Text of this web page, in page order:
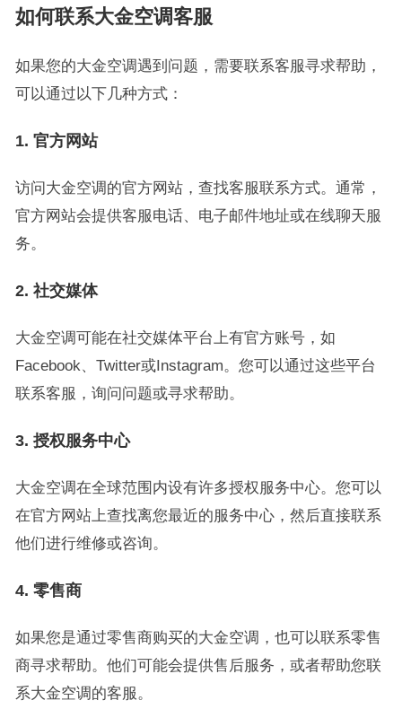
如何联系大金空调客服
如果您的大金空调遇到问题，需要联系客服寻求帮助，
可以通过以下几种方式：
1. 官方网站
访问大金空调的官方网站，查找客服联系方式。通常，
官方网站会提供客服电话、电子邮件地址或在线聊天服
务。
2. 社交媒体
大金空调可能在社交媒体平台上有官方账号，如
Facebook、Twitter或Instagram。您可以通过这些平台
联系客服，询问问题或寻求帮助。
3. 授权服务中心
大金空调在全球范围内设有许多授权服务中心。您可以
在官方网站上查找离您最近的服务中心，然后直接联系
他们进行维修或咨询。
4. 零售商
如果您是通过零售商购买的大金空调，也可以联系零售
商寻求帮助。他们可能会提供售后服务，或者帮助您联
系大金空调的客服。